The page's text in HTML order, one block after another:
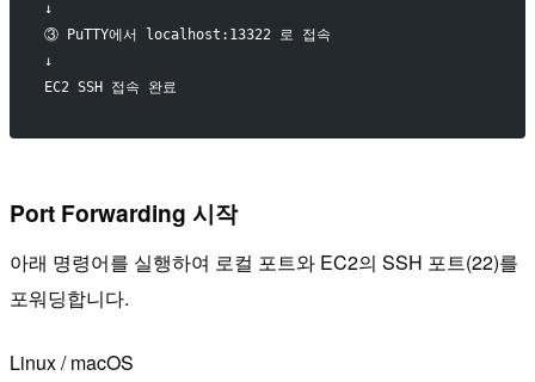
↓
③ PuTTY에서 localhost:13322 로 접속
↓
EC2 SSH 접속 완료
Port Forwarding 시작
아래 명령어를 실행하여 로컬 포트와 EC2의 SSH 포트(22)를
포워딩합니다.
Linux / macOS